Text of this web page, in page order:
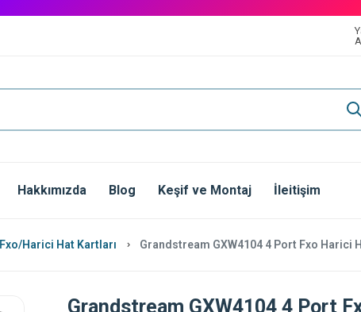
Hakkımızda Blog Keşif ve Montaj İleitişim
Fxo/Harici Hat Kartları Grandstream GXW4104 4 Port Fxo Harici
Grandstream GXW4104 4 Port